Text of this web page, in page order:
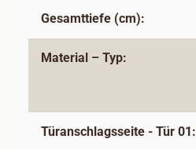
Gesamttiefe (cm):
Material – Typ:
Türanschlagsseite - Tür 01: